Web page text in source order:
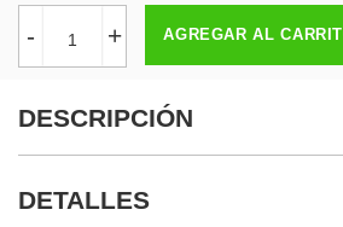
- + AGREGAR AL
DESCRIPCIÓN
DETALLES